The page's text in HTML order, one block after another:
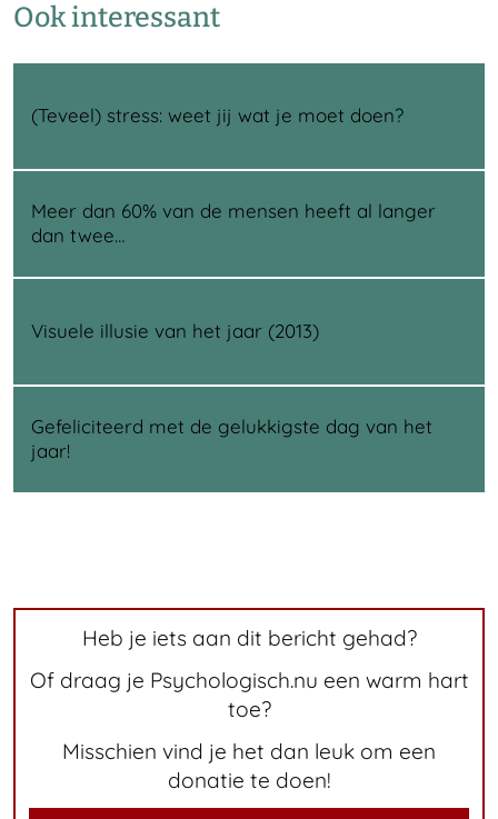
Ook interessant
(Teveel) stress: weet jij wat je moet doen?
Meer dan 60% van de mensen heeft al langer
dan twee…
Visuele illusie van het jaar (2013)
Gefeliciteerd met de gelukkigste dag van het
jaar!
Heb je iets aan dit bericht gehad?
Of draag je Psychologisch.nu een warm hart
toe?
Misschien vind je het dan leuk om een
donatie te doen!